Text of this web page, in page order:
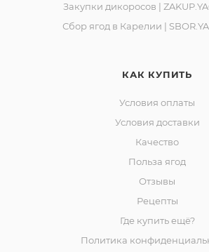
Закупки дикоросов |
Сбор ягод в Карелии |
КАК КУПИТЬ
Условия оплаты
Условия доставки
Качество
Польза ягод
Отзывы
Рецепты
Где купить ещё?
Политика